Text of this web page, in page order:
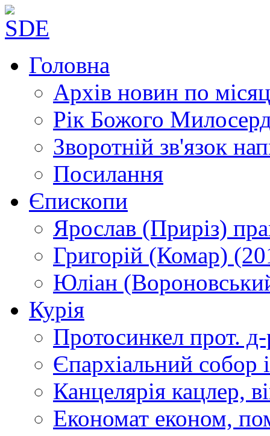
Головна
Архів новин по
Рік Божого
Зворотній зв'язок
Посилання
Єпископи
Ярослав (Приріз)
Григорій (Комар)
Юліан
Курія
Протосинкел прот.
Єпархіальний собор
Канцелярія кацлер,
Економат економ,